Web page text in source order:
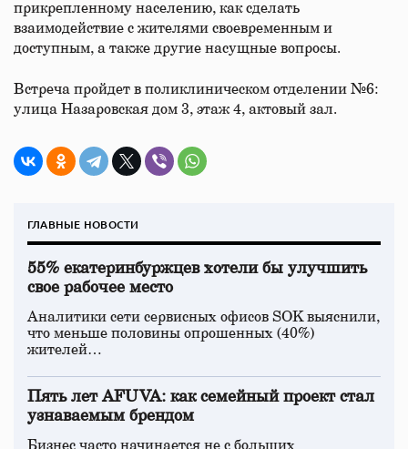
прикрепленному населению, как сделать
взаимодействие с жителями своевременным и
доступным, а также другие насущные вопросы.
Встреча пройдет в поликлиническом отделении №6:
улица Назаровская дом 3, этаж 4, актовый зал.
ГЛАВНЫЕ НОВОСТИ
55% екатеринбуржцев хотели бы улучшить
свое рабочее место
Аналитики сети сервисных офисов SOK выяснили,
что меньше половины опрошенных (40%)
жителей…
Пять лет AFUVA: как семейный проект стал
узнаваемым брендом
Бизнес часто начинается не с больших